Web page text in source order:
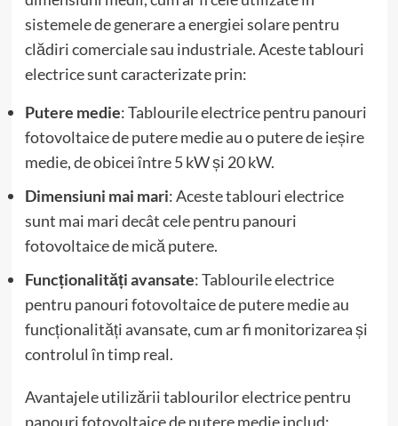
sistemele de generare a energiei solare pentru
clădiri comerciale sau industriale. Aceste tablouri
electrice sunt caracterizate prin:
Putere medie: Tablourile electrice pentru panouri
fotovoltaice de putere medie au o putere de ieșire
medie, de obicei între 5 kW și 20 kW.
Dimensiuni mai mari: Aceste tablouri electrice
sunt mai mari decât cele pentru panouri
fotovoltaice de mică putere.
Funcționalități avansate: Tablourile electrice
pentru panouri fotovoltaice de putere medie au
funcționalități avansate, cum ar fi monitorizarea și
controlul în timp real.
Avantajele utilizării tablourilor electrice pentru
panouri fotovoltaice de putere medie includ: